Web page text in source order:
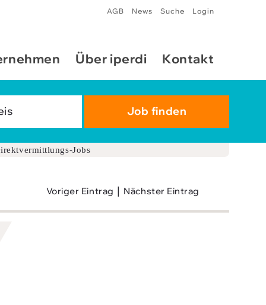
AGB News Suche Login
Über iperdi Kontakt
Jobs
Voriger Eintrag | Nächster Eintrag